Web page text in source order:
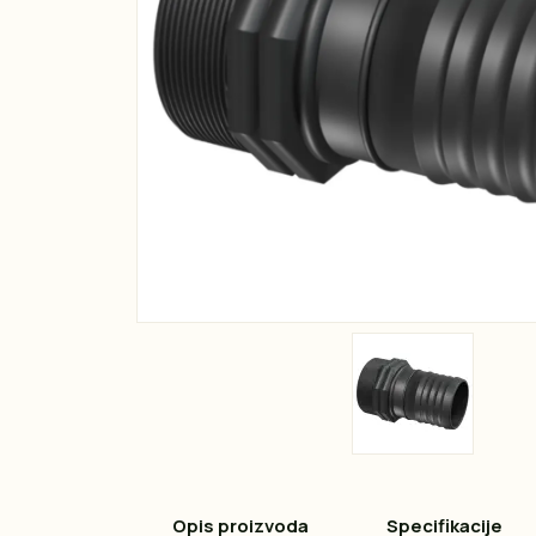
Opis proizvoda Specifikacije